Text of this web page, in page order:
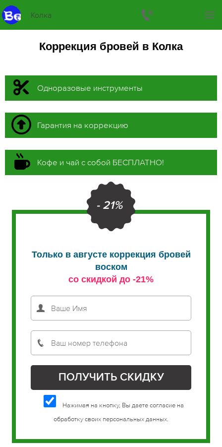
Колка
Коррекция бровей в Колка
Одноразовые инструменты
Гарантия на коррекцию
Кофе и чай с собой БЕСПЛАТНО!
- 21%
Только в августе коррекция бровей
воском
со скидкой до -21%
Нажимая на кнопку, Вы даете согласие на
обработку своих персональных данных.